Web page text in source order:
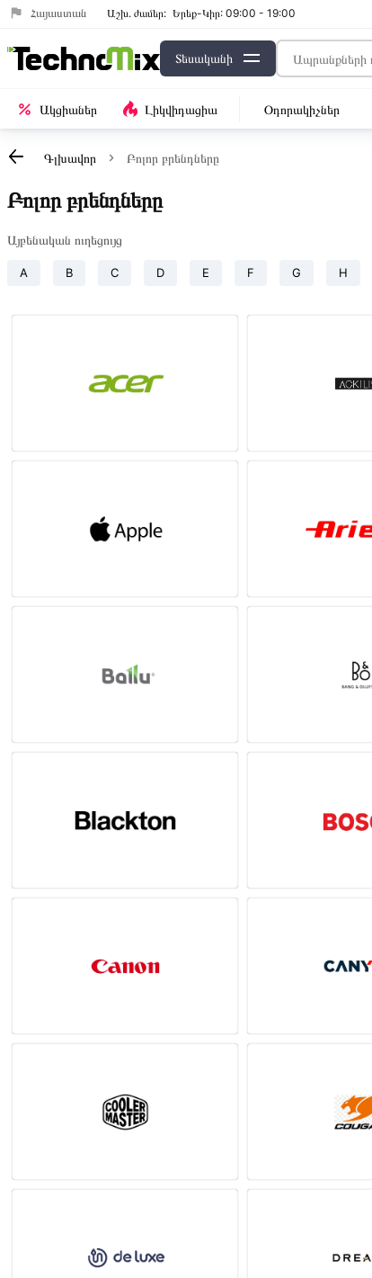
Հայաստան Աշխ․ ժամեր: Երեք-Կիր: 09:00 - 19:00
Տեսականի
Ակցիաներ Լիկվիդացիա Օդորակիչներ
Գլխավոր Բոլոր բրենդները
Բոլոր բրենդները
Այբենական ուղեցույց
A B C D E F G H